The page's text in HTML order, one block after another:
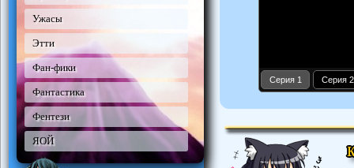
Ужасы
Этти
Фан-фики
Фантастика
Фентези
ЯОЙ
Серия 1 Серия 2